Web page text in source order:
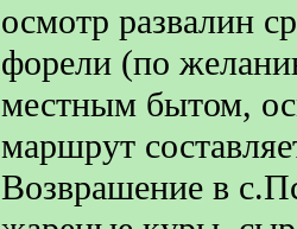
осмотр развалин
форели (по
местным бытом,
маршрут
Возврашение в